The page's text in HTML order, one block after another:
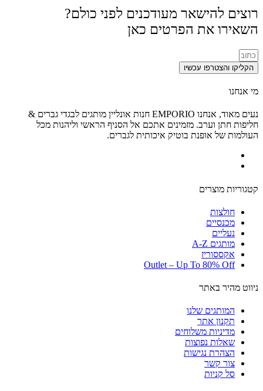
רוצים להישאר מעודכנים לפני כולם?
השאירו את הפרטים כאן
הקליקו והצטרפו עכשיו
מי אנחנו
נעים מאוד, אנחנו EMPORIO חנות אונליין מותגים לבגדי גברים &
חליפות חתן וערב. מזמינים אתכם אל הסניף הראשי וליהנות מכל
העולמות של אופנת בוטיק איכותית לגברים.
קטגוריות מוצרים
חולצות
מכנסיים
נעליים
מותגים A-Z
אקססוריז
Outlet – Up To 80% Off
ניווט מהיר באתר
המותגים שלנו
תקנון אתר
מדיניות משלוחים
שאלות נפוצות
הצהרת נגישות
צור קשר
סל קניות